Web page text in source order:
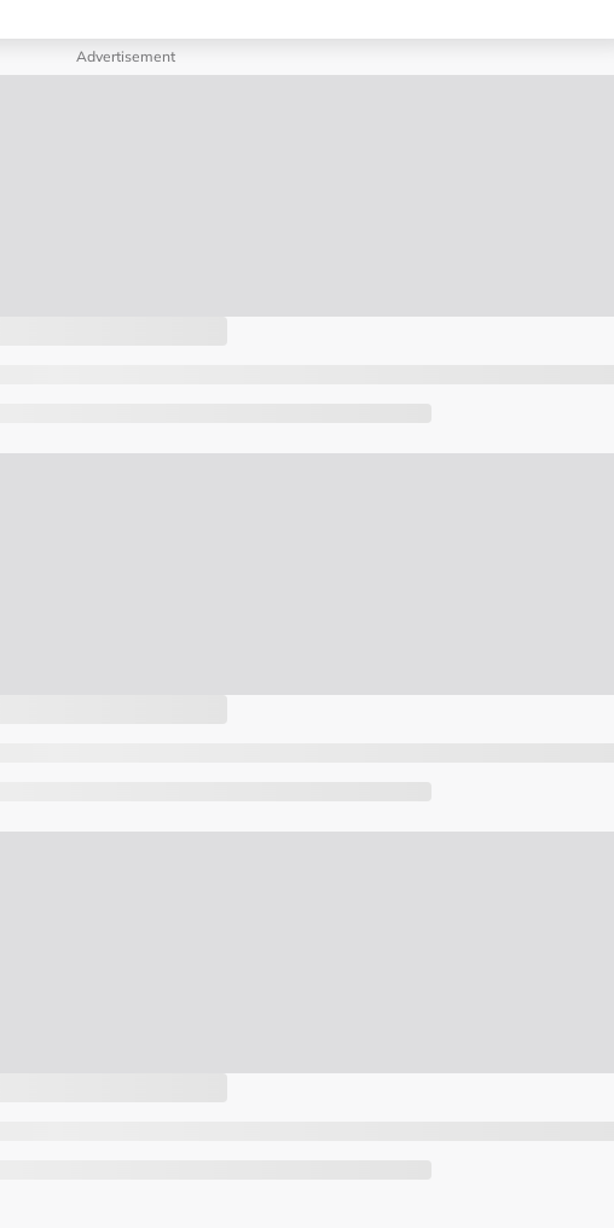
Advertisement